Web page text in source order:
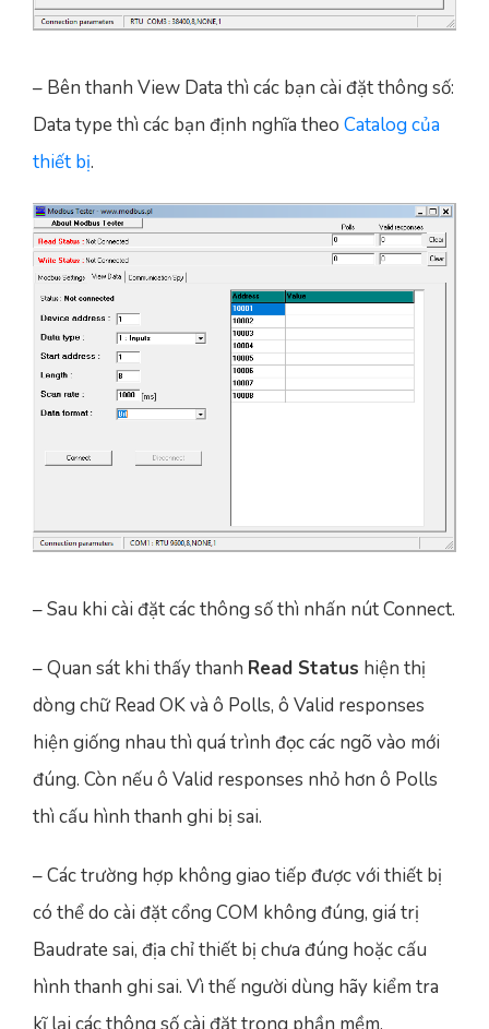
– Bên thanh View Data thì các bạn cài đặt thông số:
Data type thì các bạn định nghĩa theo Catalog của
thiết bị.
– Sau khi cài đặt các thông số thì nhấn nút Connect.
– Quan sát khi thấy thanh Read Status hiện thị
dòng chữ Read OK và ô Polls, ô Valid responses
hiện giống nhau thì quá trình đọc các ngõ vào mới
đúng. Còn nếu ô Valid responses nhỏ hơn ô Polls
thì cấu hình thanh ghi bị sai.
– Các trường hợp không giao tiếp được với thiết bị
có thể do cài đặt cổng COM không đúng, giá trị
Baudrate sai, địa chỉ thiết bị chưa đúng hoặc cấu
hình thanh ghi sai. Vì thế người dùng hãy kiểm tra
kĩ lại các thông số cài đặt trong phần mềm.